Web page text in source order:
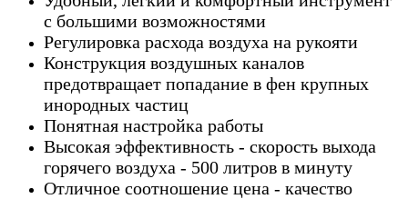
с большими возможностями
Регулировка расхода воздуха на рукояти
Конструкция воздушных каналов
предотвращает попадание в фен крупных
инородных частиц
Понятная настройка работы
Высокая эффективность - скорость выхода
горячего воздуха - 500 литров в минуту
Отличное соотношение цена - качество